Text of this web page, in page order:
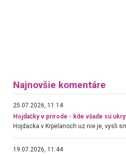
Najnovšie komentáre
25.07.2026, 11:14
Hojdačky v prírode - kde všade sú
19.07.2026, 11:44